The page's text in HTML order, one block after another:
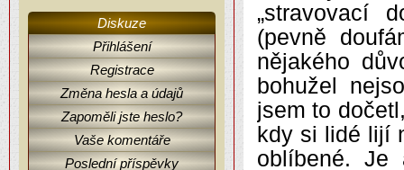
Diskuze
Přihlášení
Registrace
Změna hesla a údajů
Zapoměli jste heslo?
Vaše komentáře
Poslední příspěvky
„stravovací
(pevně
nějakého
bohužel
jsem to
kdy si lidé lijí
oblíbené. Je